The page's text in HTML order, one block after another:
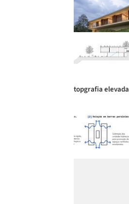
topgrafia elevada